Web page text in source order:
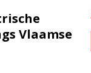
Vlaamse